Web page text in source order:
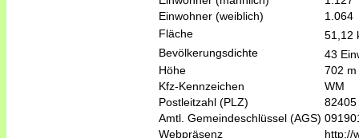
Einwohner (weiblich)
1.064
Fläche
51,12
Bevölkerungsdichte
43
Höhe
702 m
Kfz-Kennzeichen
WM
Postleitzahl (PLZ)
82405
Amtl. Gemeindeschlüssel (AGS)
Webpräsenz
http://